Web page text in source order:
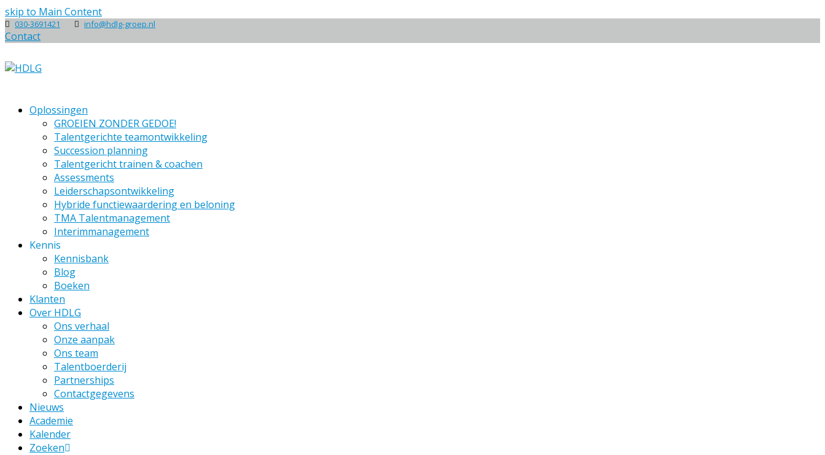
skip to Main Content
030-3691421 info@hdlg-groep.nl
Contact
Oplossingen
GROEIEN ZONDER GEDOE!
Talentgerichte teamontwikkeling
Succession planning
Talentgericht trainen & coachen
Assessments
Leiderschapsontwikkeling
Hybride functiewaardering en beloning
TMA Talentmanagement
Interimmanagement
Kennis
Kennisbank
Blog
Boeken
Klanten
Over HDLG
Ons verhaal
Onze aanpak
Ons team
Talentboerderij
Partnerships
Contactgegevens
Nieuws
Academie
Kalender
Zoeken